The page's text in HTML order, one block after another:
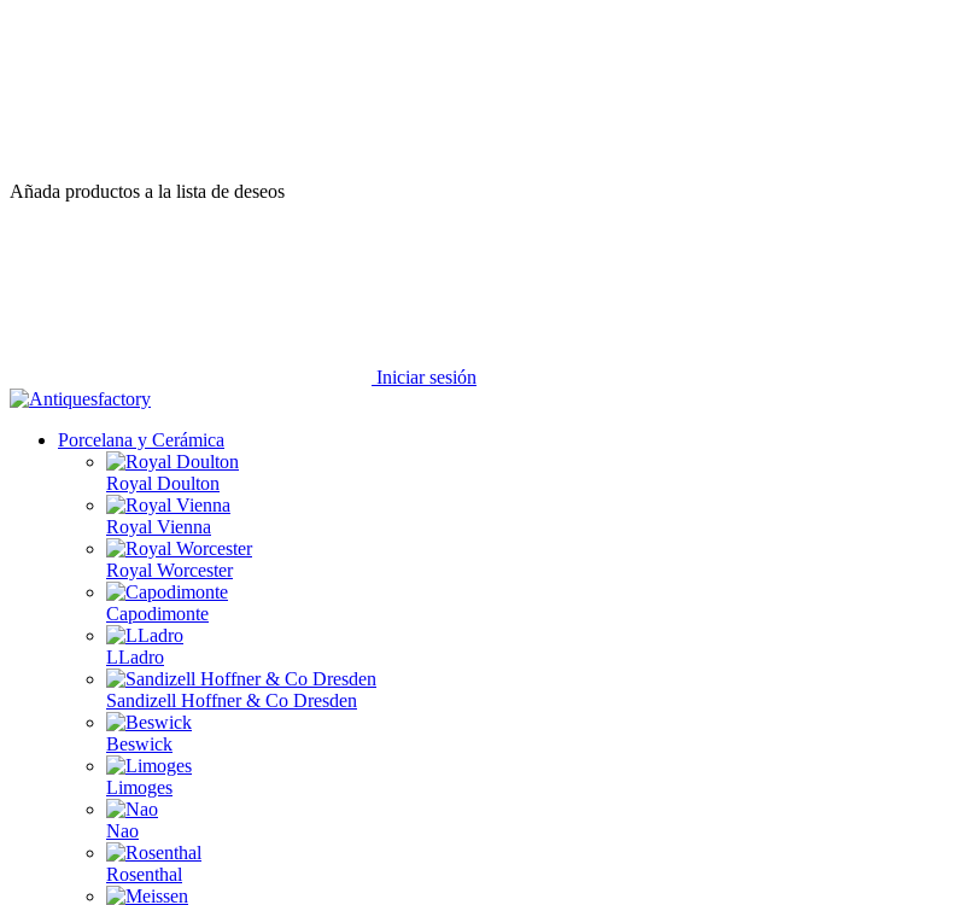
Añada productos a la lista de deseos
Iniciar sesión
Porcelana y Cerámica
Royal Doulton
Royal Vienna
Royal Worcester
Capodimonte
LLadro
Sandizell Hoffner & Co Dresden
Beswick
Limoges
Nao
Rosenthal